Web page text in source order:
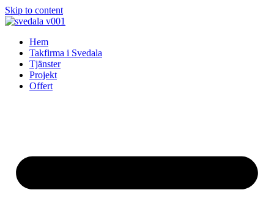
Skip to content
Hem
Takfirma i Svedala
Tjänster
Projekt
Offert